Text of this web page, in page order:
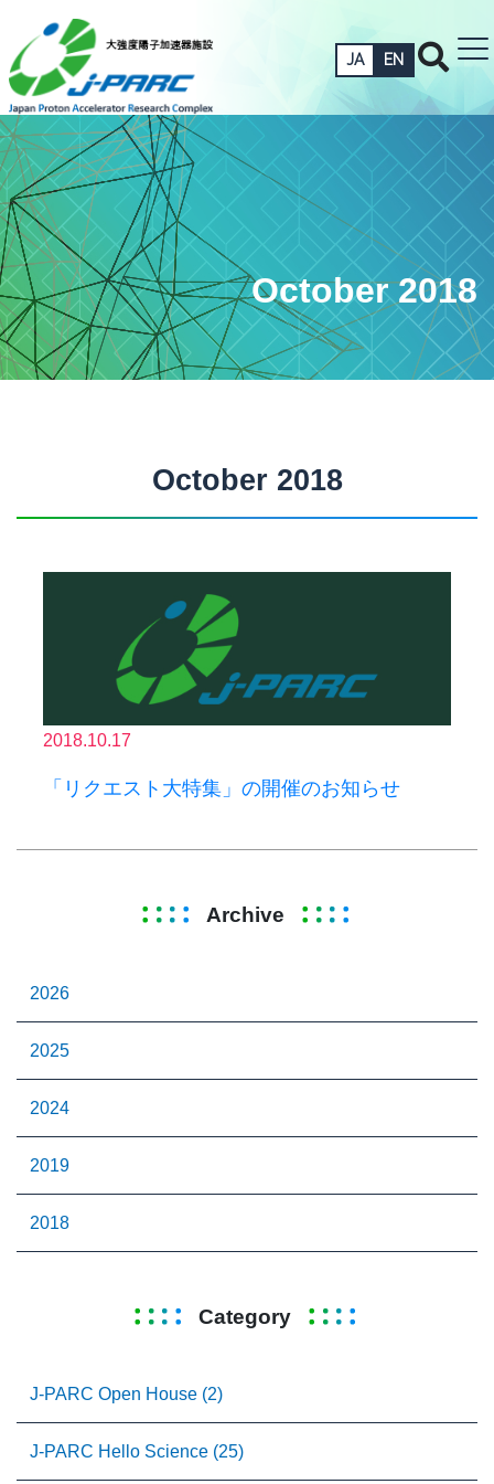
JA EN
October 2018
October 2018
2018.10.17
「リクエスト大特集」の開催のお知らせ
Archive
2026
2025
2024
2019
2018
Category
J-PARC Open House (2)
J-PARC Hello Science (25)